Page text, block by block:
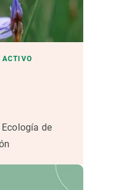
ACTIVO
de